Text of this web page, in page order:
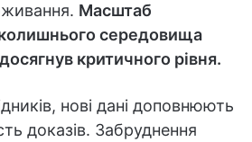
Масштаб
середовища
критичного рівня.
нові дані доповнюють
доказів. Забруднення